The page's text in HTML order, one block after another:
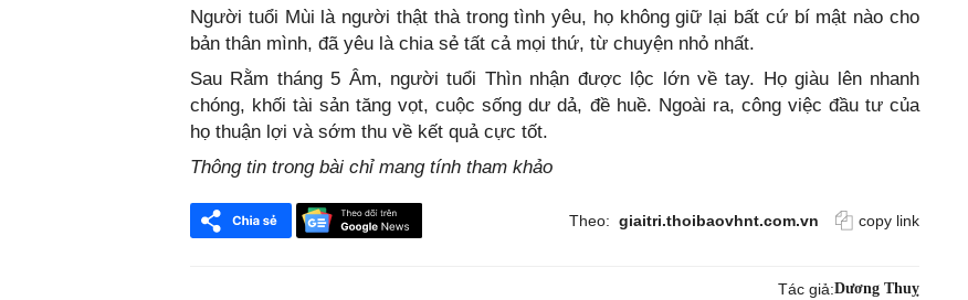
Người tuổi Mùi là người thật thà trong tình yêu, họ không giữ lại bất cứ bí mật nào cho
bản thân mình, đã yêu là chia sẻ tất cả mọi thứ, từ chuyện nhỏ nhất.
Sau Rằm tháng 5 Âm, người tuổi Thìn nhận được lộc lớn về tay. Họ giàu lên nhanh
chóng, khối tài sản tăng vọt, cuộc sống dư dả, đề huề. Ngoài ra, công việc đầu tư của
họ thuận lợi và sớm thu về kết quả cực tốt.
Thông tin trong bài chỉ mang tính tham khảo
Theo: giaitri.thoibaovhnt.com.vn copy link
Tác giả:Dương Thuỵ